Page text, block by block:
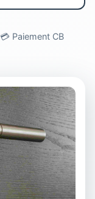
Paiement CB